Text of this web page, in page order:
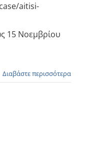
aitisi-
15 Νοεμβρίου
Διαβάστε περισσότερα